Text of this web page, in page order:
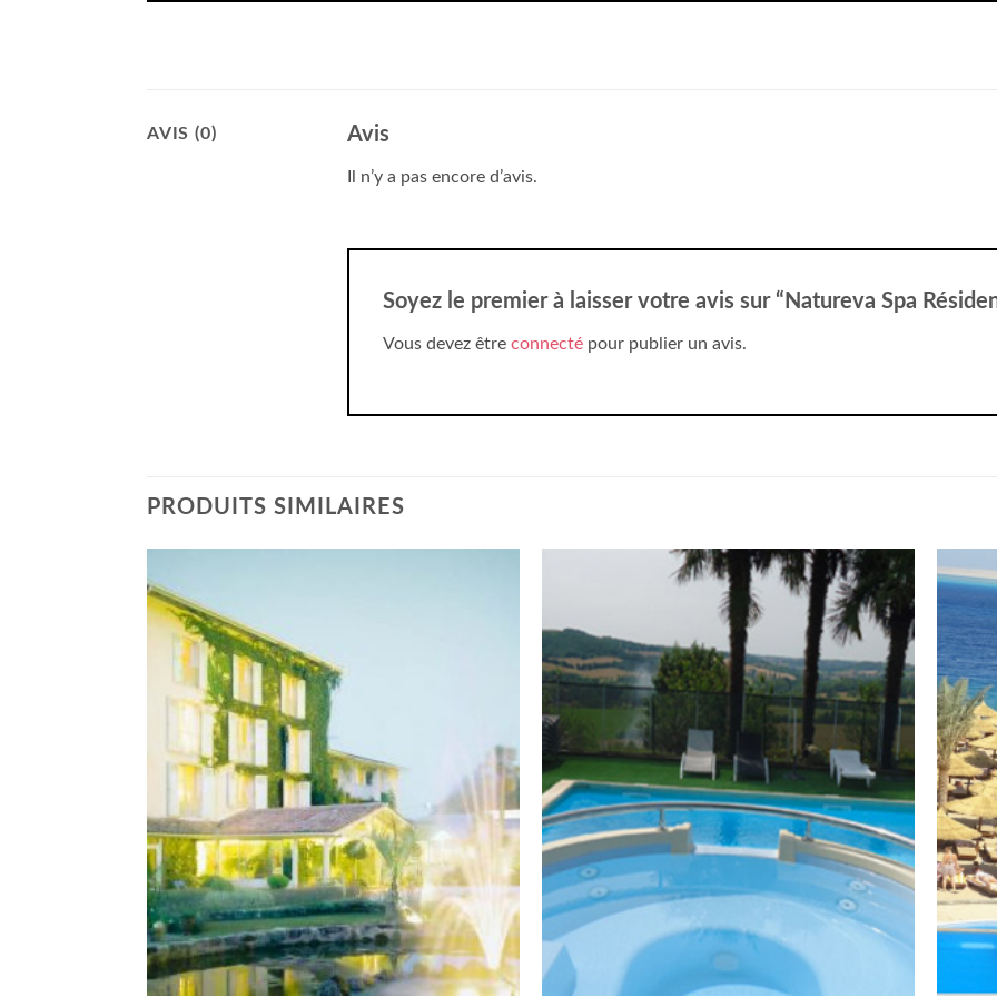
AVIS (0) Avis
Il n’y a pas encore d’avis.
Soyez le premier à laisser votre avis sur “Natureva Spa
Vous devez être connecté pour publier un avis.
PRODUITS SIMILAIRES